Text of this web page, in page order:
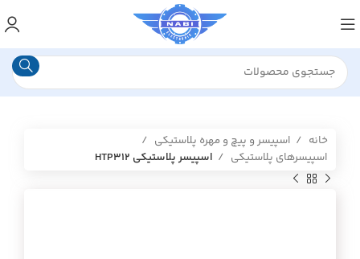
خانه
اسپیسر و پیچ و مهره پلاستیکی
اسپیسرهای پلاستیکی
اسپیسر پلاستیکی HTP312